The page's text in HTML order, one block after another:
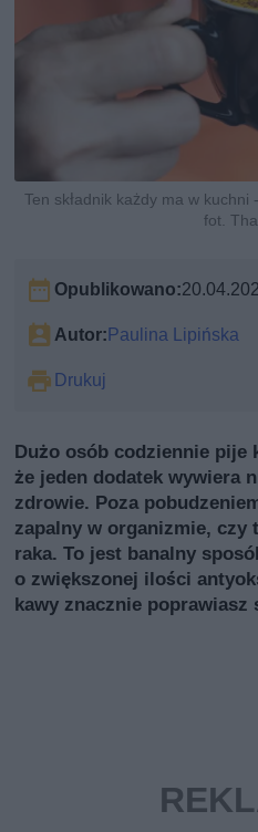
Ten składnik każdy ma w
fot.
Opublikowano:
Autor:Paulina Lipińska
Drukuj
Dużo osób codziennie pije
że jeden dodatek wywiera
zdrowie. Poza
zapalny w organizmie, czy
raka. To jest banalny
o zwiększonej ilości
kawy znacznie poprawiasz